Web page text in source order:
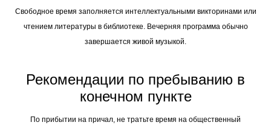
Свободное время заполняется интеллектуальными викторинами или
чтением литературы в библиотеке. Вечерняя программа обычно
завершается живой музыкой.
Рекомендации по пребыванию в
конечном пункте
По прибытии на причал, не тратьте время на общественный